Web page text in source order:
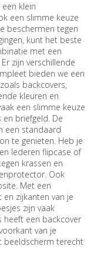
klein
een slimme keuze
beschermen tegen
kunt het beste
met een
zijn verschillende
bieden we een
backcovers,
kleuren en
een slimme keuze
briefgeld. De
een standaard
te genieten. Heb je
lederen flipcase of
krassen en
Ook
Met een
zijkanten van je
zijn vaak
heeft een backcover
van je
beeldscherm terecht